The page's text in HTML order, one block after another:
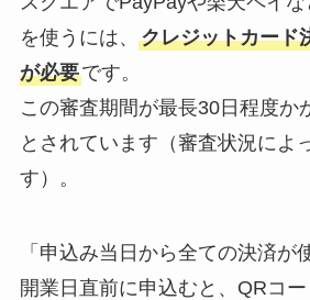
を使うには、 クレジットカード
が必要です。
この審査期間が最長30日程度か
とされています（審査状況によ
す）。
「申込み当日から全ての決済が
開業日直前に申込むと、QRコ